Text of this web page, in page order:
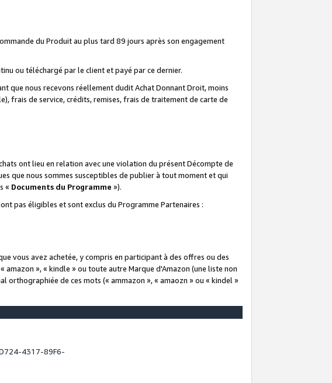
du Produit au plus tard 89 jours après son engagement
ou téléchargé par le client et payé par ce dernier.
que nous recevons réellement dudit Achat Donnant Droit, moins
frais de service, crédits, remises, frais de traitement de carte de
ont lieu en relation avec une violation du présent Décompte de
que nous sommes susceptibles de publier à tout moment et qui
« Documents du Programme »).
pas éligibles et sont exclus du Programme Partenaires :
vous avez achetée, y compris en participant à des offres ou des
», « kindle » ou toute autre Marque d'Amazon (une liste non
orthographiée de ces mots (« ammazon », « amaozn » ou « kindel »
4317-89F6-